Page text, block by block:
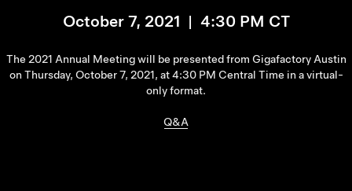
October 7, 2021 | 4:30 PM CT
The 2021 Annual Meeting will be presented from Gigafactory Austin
on Thursday, October 7, 2021, at 4:30 PM Central Time in a virtual-
only format.
Q&A